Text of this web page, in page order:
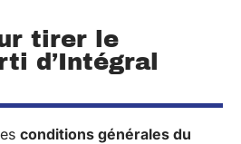
tirer le
d’Intégral
conditions générales du